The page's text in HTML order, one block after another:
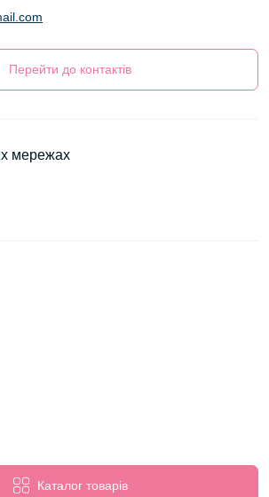
Перейти до контактів
Каталог товарів
мережах